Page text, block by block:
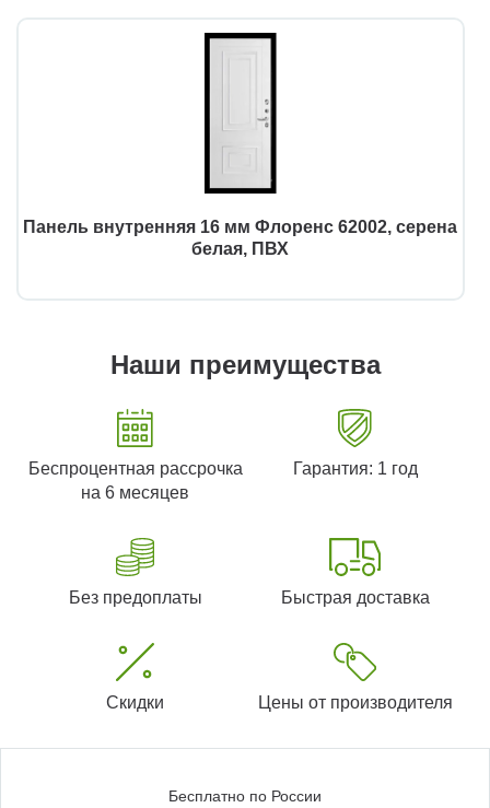
Панель внутренняя 16 мм Флоренс 62002, серена
белая, ПВХ
Наши преимущества
Беспроцентная рассрочка
на 6 месяцев
Гарантия: 1 год
Без предоплаты Быстрая доставка
Скидки Цены от производителя
Бесплатно по России